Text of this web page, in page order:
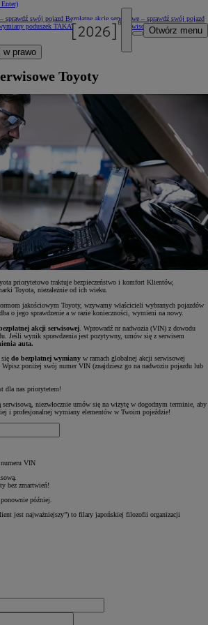
Enter)
Otwórz menu
sprawdź swój pojazd Bezpłatne akcje serwisowe – sprawdź swój pojazd
poduszek TAKATAGlobalna akcja serwisowa wymiany poduszek
w prawo
Toyoty
priorytetowo traktuje bezpieczeństwo i komfort Klientów,
Toyota, niezależnie od ich wieku.
jakościowym Toyoty, wzywamy właścicieli wybranych pojazdów
o jego sprawdzenie a w razie konieczności, wymieni na nowy.
akcji serwisowej . Wprowadź nr nadwozia (VIN) z dowodu
Jeśli wynik sprawdzenia jest pozytywny, umów się z serwisem
auta.
do bezpłatnej wymiany w ramach globalnej akcji serwisowej
poniżej swój numer VIN (znajdziesz go na nadwoziu pojazdu lub
dla nas priorytetem!
serwisową, niezwłocznie umów się na wizytę w dogodnym terminie, aby
i profesjonalnej wymiany elementów w Twoim pojeździe!
VIN
bez zmartwień!
później.
jest najważniejszy”) to filary japońskiej filozofii organizacji